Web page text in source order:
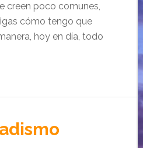
creen poco comunes,
cómo tengo que
hoy en día, todo